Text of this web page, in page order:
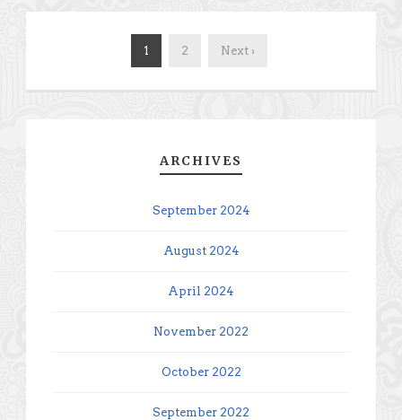
1 2 Next ›
ARCHIVES
September 2024
August 2024
April 2024
November 2022
October 2022
September 2022